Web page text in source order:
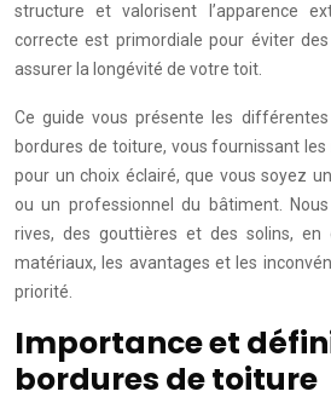
structure et valorisent l’apparence
correcte est primordiale pour éviter
assurer la longévité de votre toit.
Ce guide vous présente les
bordures de toiture, vous fournissant
pour un choix éclairé, que vous soyez
ou un professionnel du bâtiment.
rives, des gouttières et des solins, en
matériaux, les avantages et les
priorité.
Importance et
bordures de toiture